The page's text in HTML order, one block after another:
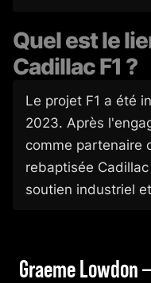
Quel est le
Cadillac F1 ?
Le projet F1 a été
2023. Après
comme partenaire
rebaptisée
soutien industriel
Graeme Lowdon